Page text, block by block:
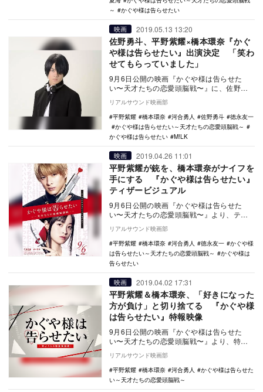
～
かぐや様は告らせたい
映画 2019.05.13 13:20
佐野勇斗、平野紫耀×橋本環奈『かぐ
や様は告らせたい』出演決定 「笑わ
せてもらっていました」
9月6日公開の映画『かぐや様は告らせた
い〜天才たちの恋愛頭脳戦〜』に、佐野勇
斗が出演することが決定した。 赤坂アカ
による原…
リアルサウンド映画部
平野紫耀
橋本環奈 河合勇人 佐野勇斗
徳永友一
かぐや様は告らせたい～天才たちの恋愛頭脳戦～
かぐや様は告らせたい
M!LK
映画 2019.04.26 11:01
平野紫耀が銃を、橋本環奈がナイフを
手にする 『かぐや様は告らせたい』
ティザービジュアル
9月6日公開の映画『かぐや様は告らせた
い〜天才たちの恋愛頭脳戦〜』より、ティ
ザービジュアルが公開された。 原作は、
2015年…
リアルサウンド映画部
平野紫耀
橋本環奈 河合勇人 徳永友一
かぐや様
は告らせたい～天才たちの恋愛頭脳戦～
かぐや様は
告らせたい
映画 2019.04.02 17:31
平野紫耀＆橋本環奈、「好きになった
方が負け」と切り捨てる 『かぐや様
は告らせたい』特報映像
9月6日公開の映画『かぐや様は告らせた
い〜天才たちの恋愛頭脳戦〜』より、特報
映像が公開された。 原作は、2015年6月
に連載…
リアルサウンド映画部
平野紫耀
橋本環奈 河合勇人
かぐや様は告らせた
い～天才たちの恋愛頭脳戦～